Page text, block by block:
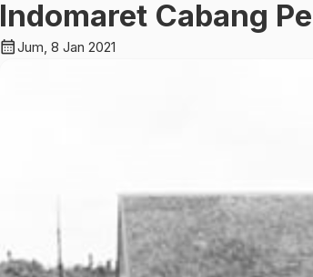
Indomaret Cabang
calendar_monthJum, 8 Jan 2021